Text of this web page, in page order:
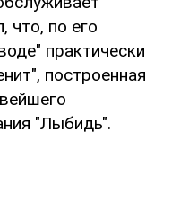
что, по его
практически
построенная
"Лыбидь".